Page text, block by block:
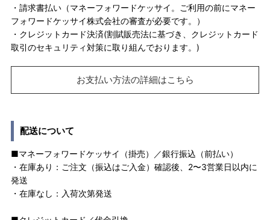
・請求書払い（マネーフォワードケッサイ。ご利用の前にマネー
フォワードケッサイ株式会社の審査が必要です。）
・クレジットカード決済(割賦販売法に基づき、クレジットカード
取引のセキュリティ対策に取り組んでおります。)
お支払い方法の詳細はこちら
配送について
■マネーフォワードケッサイ（掛売）／銀行振込（前払い）
・在庫あり：ご注文（振込はご入金）確認後、2〜3営業日以内に
発送
・在庫なし：入荷次第発送